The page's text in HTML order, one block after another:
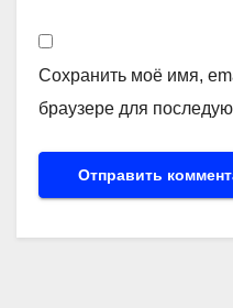
Сохранить моё имя,
браузере для